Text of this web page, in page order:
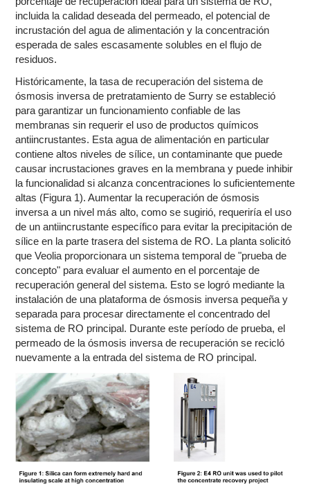
incluida la calidad deseada del permeado, el potencial de
incrustación del agua de alimentación y la concentración
esperada de sales escasamente solubles en el flujo de
residuos.
Históricamente, la tasa de recuperación del sistema de
ósmosis inversa de pretratamiento de Surry se estableció
para garantizar un funcionamiento confiable de las
membranas sin requerir el uso de productos químicos
antiincrustantes. Esta agua de alimentación en particular
contiene altos niveles de sílice, un contaminante que puede
causar incrustaciones graves en la membrana y puede inhibir
la funcionalidad si alcanza concentraciones lo suficientemente
altas (Figura 1). Aumentar la recuperación de ósmosis
inversa a un nivel más alto, como se sugirió, requeriría el uso
de un antiincrustante específico para evitar la precipitación de
sílice en la parte trasera del sistema de RO. La planta solicitó
que Veolia proporcionara un sistema temporal de "prueba de
concepto" para evaluar el aumento en el porcentaje de
recuperación general del sistema. Esto se logró mediante la
instalación de una plataforma de ósmosis inversa pequeña y
separada para procesar directamente el concentrado del
sistema de RO principal. Durante este período de prueba, el
permeado de la ósmosis inversa de recuperación se recicló
nuevamente a la entrada del sistema de RO principal.